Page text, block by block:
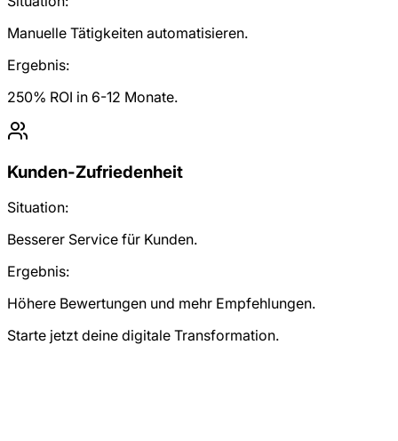
Manuelle Tätigkeiten automatisieren.
Ergebnis:
250% ROI in 6-12 Monate.
Kunden-Zufriedenheit
Situation:
Besserer Service für Kunden.
Ergebnis:
Höhere Bewertungen und mehr Empfehlungen.
Starte jetzt deine digitale Transformation.